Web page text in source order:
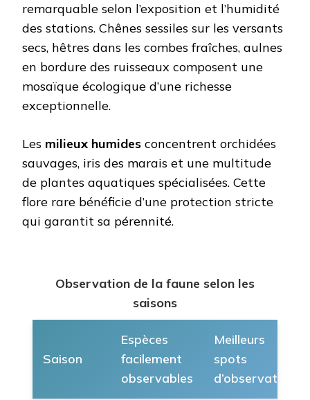
remarquable selon l’exposition et l’humidité
des stations. Chênes sessiles sur les versants
secs, hêtres dans les combes fraîches, aulnes
en bordure des ruisseaux composent une
mosaïque écologique d’une richesse
exceptionnelle.
Les milieux humides concentrent orchidées
sauvages, iris des marais et une multitude
de plantes aquatiques spécialisées. Cette
flore rare bénéficie d’une protection stricte
qui garantit sa pérennité.
Observation de la faune selon les
saisons
Saison
Espèces
facilement
observables
Meilleurs
spots
d’observation